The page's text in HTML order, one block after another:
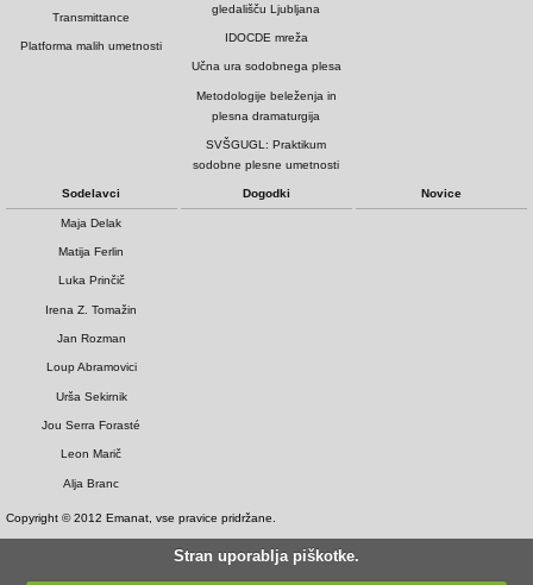
Transmittance
Platforma malih umetnosti
gledališču Ljubljana
IDOCDE mreža
Učna ura sodobnega plesa
Metodologije beleženja in
plesna dramaturgija
SVŠGUGL: Praktikum
sodobne plesne umetnosti
Sodelavci
Maja Delak
Matija Ferlin
Luka Prinčič
Irena Z. Tomažin
Jan Rozman
Loup Abramovici
Urša Sekirnik
Jou Serra Forasté
Leon Marič
Alja Branc
Dogodki Novice
Copyright © 2012 Emanat, vse pravice pridržane.
Stran uporablja piškotke.